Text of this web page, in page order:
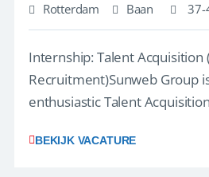
Rotterdam Baan 37-
Internship: Talent Acquisition
Recruitment)Sunweb Group
enthusiastic Talent
work-along internship, where
BEKIJK VACATURE